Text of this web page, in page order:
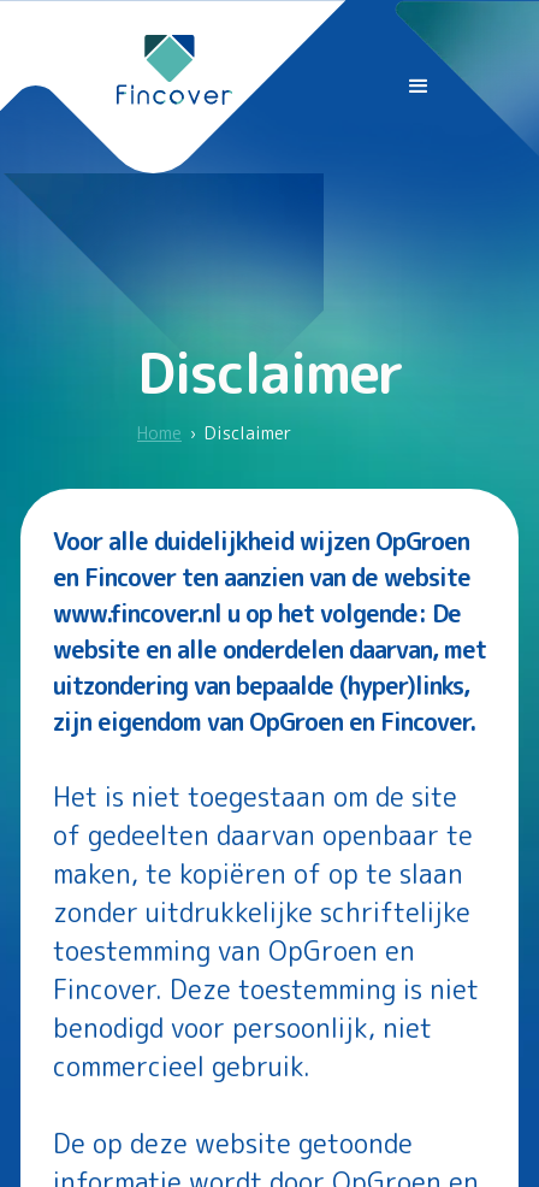
Disclaimer
Home › Disclaimer
Voor alle duidelijkheid wijzen OpGroen
en Fincover ten aanzien van de website
www.fincover.nl u op het volgende: De
website en alle onderdelen daarvan, met
uitzondering van bepaalde (hyper)links,
zijn eigendom van OpGroen en Fincover.
Het is niet toegestaan om de site
of gedeelten daarvan openbaar te
maken, te kopiëren of op te slaan
zonder uitdrukkelijke schriftelijke
toestemming van OpGroen en
Fincover. Deze toestemming is niet
benodigd voor persoonlijk, niet
commercieel gebruik.
De op deze website getoonde